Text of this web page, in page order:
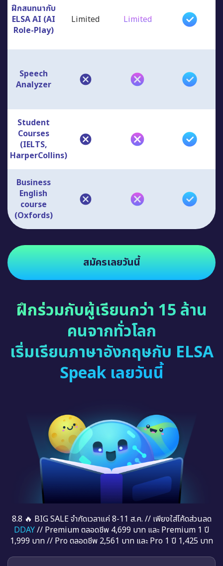
ฝึกสนทนากับ
ELSA AI (AI
Role-Play)
Limited Limited
Speech
Analyzer
Student
Courses
(IELTS,
HarperCollins)
Business
English
course
(Oxfords)
สมัครเลยวันนี้
ฝึกร่วมกับผู้เรียนกว่า 15 ล้าน
คนจากทั่วโลก
เริ่มเรียนภาษาอังกฤษกับ ELSA
Speak เลยวันนี้
8.8 🔥 BIG SALE จำกัดเวลาแค่ 8-11 ส.ค. // เพียงใส่โค้ดส่วนลด
DDAY// Premium ตลอดชีพ 4,699 บาท และ Premium 1 ปี
1,999 บาท // Pro ตลอดชีพ 2,561 บาท และ Pro 1 ปี 1,425 บาท